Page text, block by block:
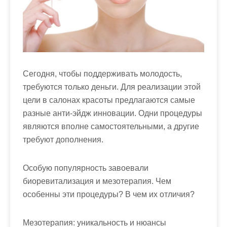
Сегодня, чтобы поддерживать молодость,
требуются только деньги. Для реализации этой
цели в салонах красоты предлагаются самые
разные анти-эйдж инновации. Одни процедуры
являются вполне самостоятельными, а другие
требуют дополнения.
Особую популярность завоевали
биоревитализация и мезотерапия. Чем
особенны эти процедуры? В чем их отличия?
Мезотерапия: уникальность и нюансы